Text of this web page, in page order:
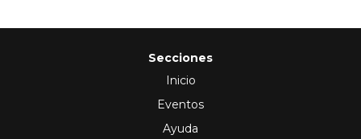
Secciones
Inicio
Eventos
Ayuda